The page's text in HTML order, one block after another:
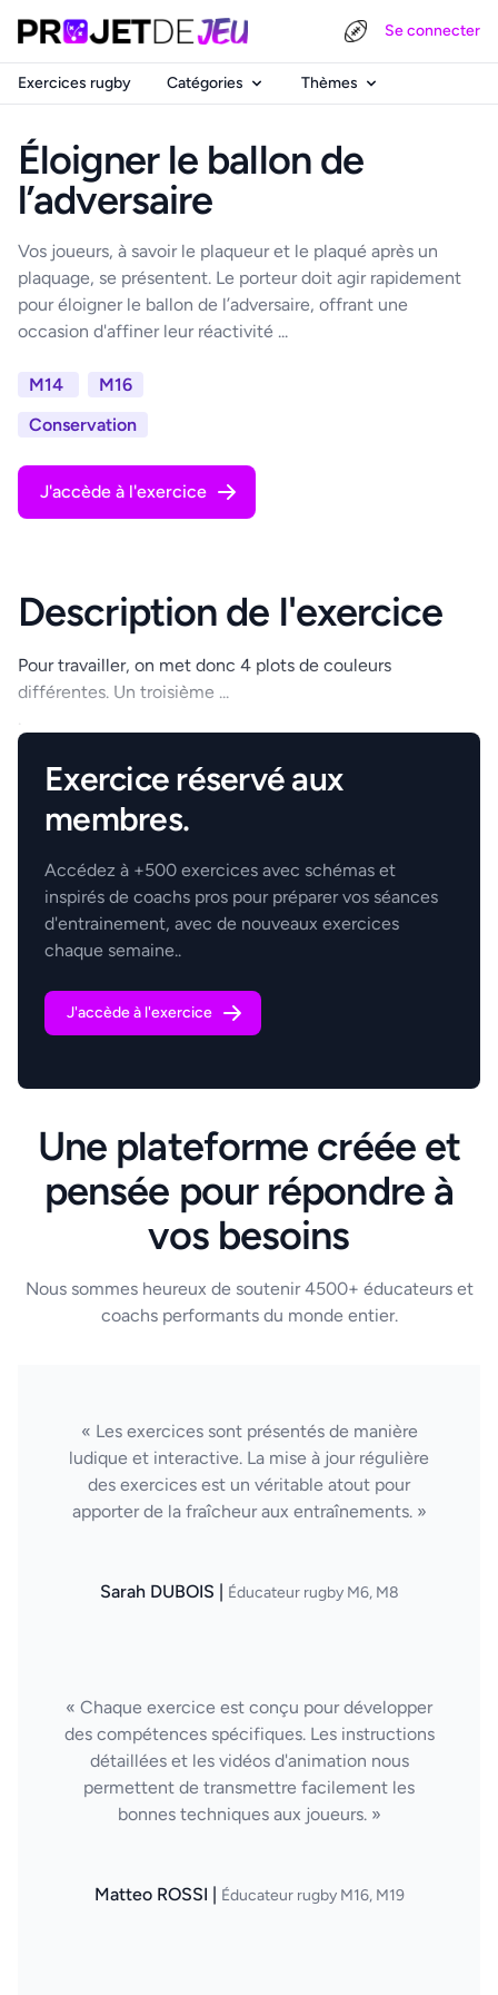
Se connecter
Exercices rugby Catégories Thèmes
Éloigner le ballon de
l’adversaire
Vos joueurs, à savoir le plaqueur et le plaqué après un
plaquage, se présentent. Le porteur doit agir rapidement
pour éloigner le ballon de l’adversaire, offrant une
occasion d'affiner leur réactivité ...
M14
M16
Conservation
J'accède à l'exercice
Description de l'exercice
Pour travailler, on met donc 4 plots de couleurs
différentes. Un troisième ...
.
Exercice réservé aux
membres.
Accédez à +500 exercices avec schémas et
inspirés de coachs pros pour préparer vos séances
d'entrainement, avec de nouveaux exercices
chaque semaine..
J'accède à l'exercice
Une plateforme créée et
pensée pour répondre à
vos besoins
Nous sommes heureux de soutenir 4500+ éducateurs et
coachs performants du monde entier.
« Les exercices sont présentés de manière
ludique et interactive. La mise à jour régulière
des exercices est un véritable atout pour
apporter de la fraîcheur aux entraînements. »
Sarah DUBOIS | Éducateur rugby M6, M8
« Chaque exercice est conçu pour développer
des compétences spécifiques. Les instructions
détaillées et les vidéos d'animation nous
permettent de transmettre facilement les
bonnes techniques aux joueurs. »
Matteo ROSSI | Éducateur rugby M16, M19